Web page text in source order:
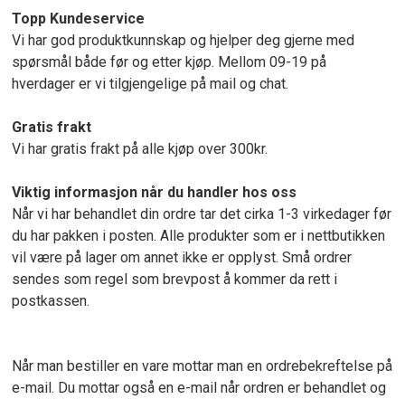
Topp Kundeservice
Vi har god produktkunnskap og hjelper deg gjerne med
spørsmål både før og etter kjøp. Mellom 09-19 på
hverdager er vi tilgjengelige på mail og chat.
Gratis frakt
Vi har gratis frakt på alle kjøp over 300kr.
Viktig informasjon når du handler hos oss
Når vi har behandlet din ordre tar det cirka 1-3 virkedager før
du har pakken i posten. Alle produkter som er i nettbutikken
vil være på lager om annet ikke er opplyst. Små ordrer
sendes som regel som brevpost å kommer da rett i
postkassen.
Når man bestiller en vare mottar man en ordrebekreftelse på
e-mail. Du mottar også en e-mail når ordren er behandlet og